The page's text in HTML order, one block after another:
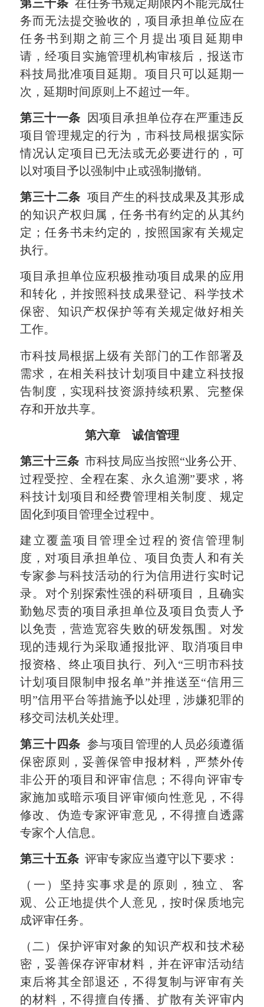
第三十条 在任务书规定期限内不能完成任
务而无法提交验收的，项目承担单位应在
任务书到期之前三个月提出项目延期申
请，经项目实施管理机构审核后，报送市
科技局批准项目延期。项目只可以延期一
次，延期时间原则上不超过一年。
第三十一条
因项目承担单位存在严重违反
项目管理规定的行为，市科技局根据实际
情况认定项目已无法或无必要进行的，可
以对项目予以强制中止或强制撤销。
第三十二条 项目产生的科技成果及其形成
的知识产权归属，任务书有约定的从其约
定；任务书未约定的，按照国家有关规定
执行。
项目承担单位应积极推动项目成果的应用
和转化，并按照科技成果登记、科学技术
保密、知识产权保护等有关规定做好相关
工作。
市科技局根据上级有关部门的工作部署及
需求，在相关科技计划项目中建立科技报
告制度，实现科技资源持续积累、完整保
存和开放共享。
第六章 诚信管理
第三十三条 市科技局应当按照“业务公开、
过程受控、全程在案、永久追溯”要求，将
科技计划项目和经费管理相关制度、规定
固化到项目管理全过程中。
建立覆盖项目管理全过程的资信管理制
度，对项目承担单位、项目负责人和有关
专家参与科技活动的行为信用进行实时记
录。 对个别探索性强的科研项目，且确实
勤勉尽责的项目承担单位及项目负责人予
以免责，营造宽容失败的研发氛围。 对发
现的违规行为采取通报批评、取消项目申
报资格、终止项目执行、列入“三明市科技
计划项目限制申报名单”并推送至“信用三
明”信用平台等措施予以处理，涉嫌犯罪的
移交司法机关处理。
第三十四条 参与项目管理的人员必须遵循
保密原则，妥善保管申报材料，严禁外传
非公开的项目和评审信息；不得向评审专
家施加或暗示项目评审倾向性意见，不得
修改、伪造专家评审意见，不得擅自透露
专家个人信息。
第三十五条 评审专家应当遵守以下要求：
（一）坚持实事求是的原则，独立、客
观、公正地提供个人意见，按时保质地完
成评审任务。
（二）保护评审对象的知识产权和技术秘
密，妥善保存评审材料，并在评审活动结
束后将其全部退还，不得复制与评审有关
的材料，不得擅自传播、扩散有关评审内